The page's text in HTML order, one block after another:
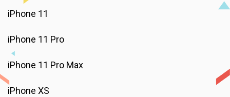
iPhone 11
iPhone 11 Pro
iPhone 11 Pro Max
iPhone XS